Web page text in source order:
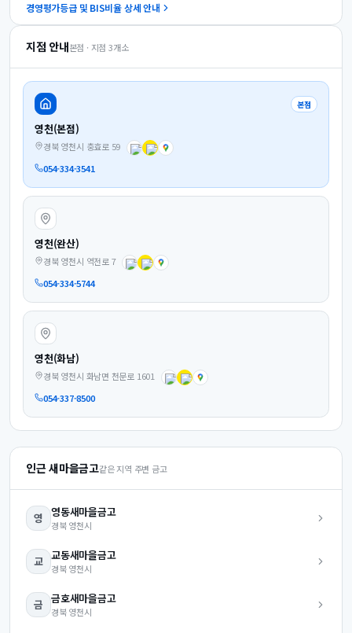
경영평가등급 및 BIS비율 상세 안내
지점 안내본점 · 지점 3개소
본점
영천(본점)
경북 영천시 충효로 59
054-334-3541
영천(완산)
경북 영천시 역전로 7
054-334-5744
영천(화남)
경북 영천시 화남면 천문로 1601
054-337-8500
인근 새마을금고같은 지역 주변 금고
영 영동새마을금고
경북 영천시
교 교동새마을금고
경북 영천시
금 금호새마을금고
경북 영천시